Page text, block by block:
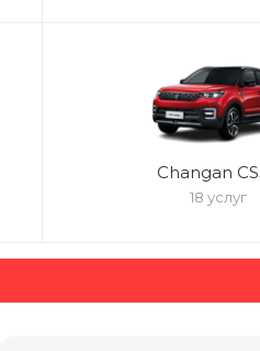
Changan
18 услуг